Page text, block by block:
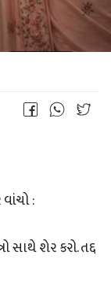
:
શેર કરો. તદ્દ